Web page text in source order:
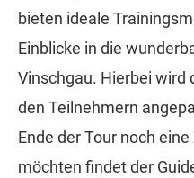
bieten ideale
Einblicke in die
Vinschgau. Hierbei wird
den Teilnehmern
Ende der Tour noch
möchten findet der